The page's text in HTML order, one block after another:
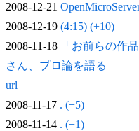
2008-12-21
2008-12-19 (4:15) (+10)
2008-11-18
「お前らの作
さん、プロ論を語る
url
2008-11-17 . (+5)
2008-11-14 . (+1)